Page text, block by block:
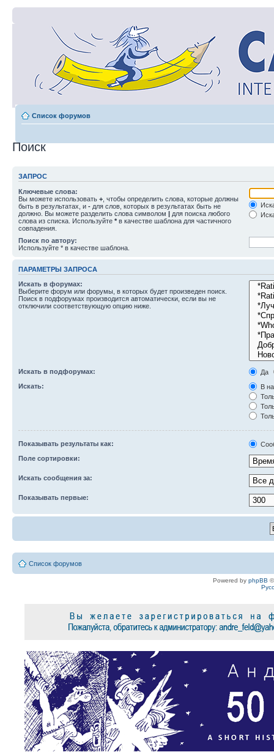
Список форумов
Поиск
ЗАПРОС
Ключевые слова:
Вы можете использовать + , чтобы определить слова, которые должны
быть в результатах, и - для слов, которых в результатах быть не
должно. Вы можете разделить слова символом | для поиска любого
слова из списка. Используйте * в качестве шаблона для частичного
совпадения.
Поиск по автору:
Используйте * в качестве шаблона.
ПАРАМЕТРЫ ЗАПРОСА
Искать в форумах:
Выберите форум или форумы, в которых будет произведен поиск.
Поиск в подфорумах производится автоматически, если вы не
отключили соответствующую опцию ниже.
Искать в подфорумах:
Да
Искать:
В
Показывать результаты как:
Поле сортировки:
Искать сообщения за:
Показывать первые:
Список форумов
Powered by phpBB